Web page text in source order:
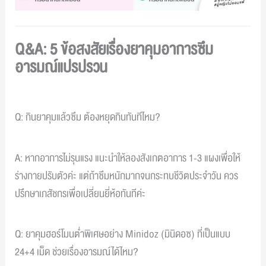
Q&A: 5 ข้อสงสัยเรื่องยาคุมอาการซึม
อารมณ์แปรปรวน
Q: กินยาคุมแล้วซึม ต้องหยุดกินทันทีไหม?
A: หากอาการไม่รุนแรง แนะนำให้ลองสังเกตอาการ 1-3 แผงเพื่อให้
ร่างกายปรับตัวค่ะ แต่ถ้าซึมหนักมากจนกระทบชีวิตประจำวัน ควร
ปรึกษาเภสัชกรเพื่อเปลี่ยนยี่ห้อทันทีค่ะ
Q: ยาคุมฮอร์โมนต่ำพิเศษอย่าง Minidoz (มินิดอซ) ที่เป็นแบบ
24+4 เม็ด ช่วยเรื่องอารมณ์ได้ไหม?